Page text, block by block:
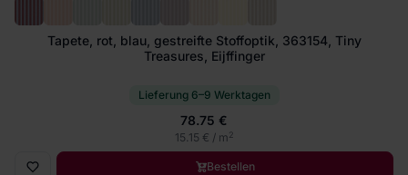
Tapete, rot, blau, gestreifte Stoffoptik, 363154, Tiny
Treasures, Eijffinger
Lieferung 6–9 Werktagen
78.75 €
15.15 € / m2
Bestellen